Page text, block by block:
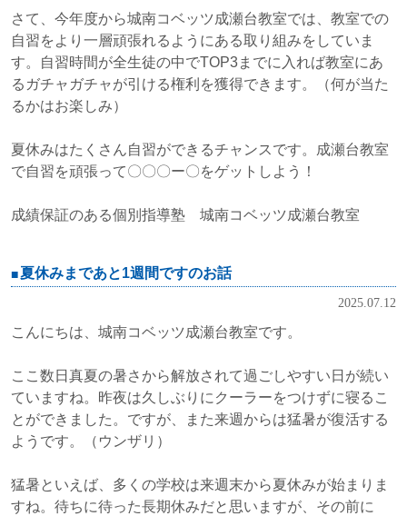
さて、今年度から城南コベッツ成瀬台教室では、教室での
自習をより一層頑張れるようにある取り組みをしていま
す。自習時間が全生徒の中でTOP3までに入れば教室にあ
るガチャガチャが引ける権利を獲得できます。（何が当た
るかはお楽しみ）
夏休みはたくさん自習ができるチャンスです。成瀬台教室
で自習を頑張って〇〇〇ー〇をゲットしよう！
成績保証のある個別指導塾 城南コベッツ成瀬台教室
夏休みまであと1週間ですのお話
2025.07.12
こんにちは、城南コベッツ成瀬台教室です。
ここ数日真夏の暑さから解放されて過ごしやすい日が続い
ていますね。昨夜は久しぶりにクーラーをつけずに寝るこ
とができました。ですが、また来週からは猛暑が復活する
ようです。（ウンザリ）
猛暑といえば、多くの学校は来週末から夏休みが始まりま
すね。待ちに待った長期休みだと思いますが、その前に